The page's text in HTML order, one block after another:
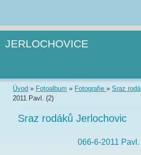
JERLOCHOVICE
Úvod » Fotoalbum » Fotografie » Sraz
2011 Pavl. (2)
Sraz rodáků Jerlochovic
066-6-2011 Pavl.